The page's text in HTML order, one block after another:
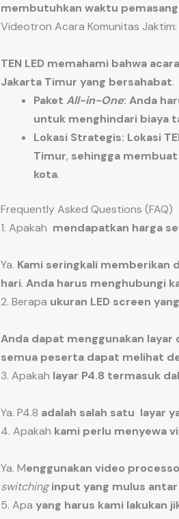
membutuhkan waktu
Videotron Acara Komunitas
TEN LED memahami bahwa acara
Jakarta Timur yang bersahabat.
Paket All-in-One: Anda
untuk menghindari biaya
Lokasi Strategis: Lokasi
Timur, sehingga membuat
kota.
Frequently Asked Questions (FAQ)
1. Apakah mendapatkan harga
Ya. Kami seringkali memberikan
hari. Anda harus menghubungi
2. Berapa ukuran LED screen
Anda dapat menggunakan layar
semua peserta dapat melihat
3. Apakah layar P4.8 termasuk
Ya. P4.8 adalah salah satu layar
4. Apakah kami perlu menyewa
Ya. Menggunakan video
switching input yang mulus antar
5. Apa yang harus kami lakukan